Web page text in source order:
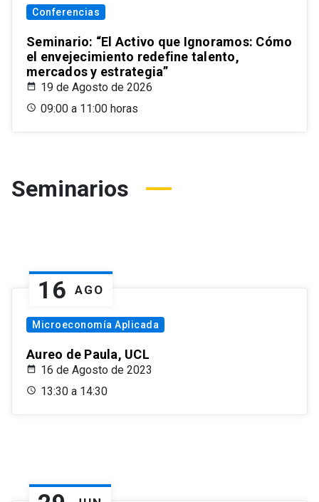
Conferencias
Seminario: “El Activo que Ignoramos: Cómo
el envejecimiento redefine talento,
mercados y estrategia”
19 de Agosto de 2026
09:00 a 11:00 horas
Seminarios
16 AGO
Microeconomía Aplicada
Aureo de Paula, UCL
16 de Agosto de 2023
13:30 a 14:30